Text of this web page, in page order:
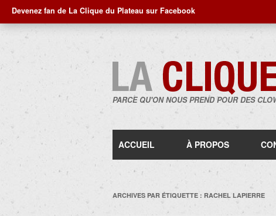
Devenez fan de La Clique du Plateau sur Facebook
PARCE QU'ON NOUS PREND POUR DES
ACCUEIL À PROPOS
ARCHIVES PAR ÉTIQUETTE : RACHEL LAPIERRE